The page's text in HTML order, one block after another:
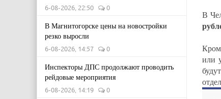
6-08-2026, 22:50 0
В Магнитогорске цены на новостройки
резко выросли
6-08-2026, 14:57 0
Инспекторы ДПС продолжают проводить
рейдовые мероприятия
6-08-2026, 14:19 0
В
или